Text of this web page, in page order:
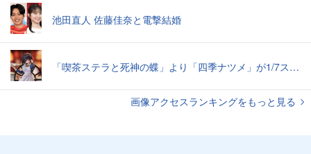
池田直人 佐藤佳奈と電撃結婚
「喫茶ステラと死神の蝶」より「四季ナツメ」が1/7スケールフィギュアに。2025年5月発売予定
画像アクセスランキングをもっと見る